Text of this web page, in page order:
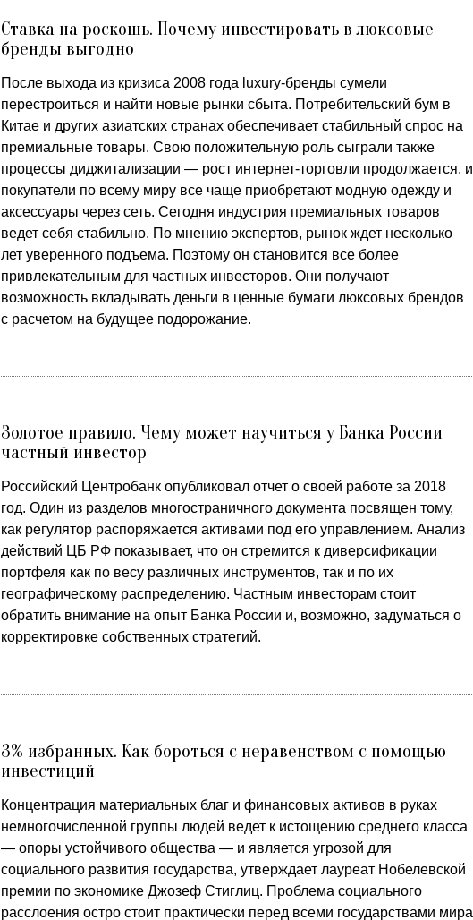
Ставка на роскошь. Почему инвестировать в люксовые
бренды выгодно
После выхода из кризиса 2008 года luxury-бренды сумели
перестроиться и найти новые рынки сбыта. Потребительский бум в
Китае и других азиатских странах обеспечивает стабильный спрос на
премиальные товары. Свою положительную роль сыграли также
процессы диджитализации — рост интернет-торговли продолжается, и
покупатели по всему миру все чаще приобретают модную одежду и
аксессуары через сеть. Сегодня индустрия премиальных товаров
ведет себя стабильно. По мнению экспертов, рынок ждет несколько
лет уверенного подъема. Поэтому он становится все более
привлекательным для частных инвесторов. Они получают
возможность вкладывать деньги в ценные бумаги люксовых брендов
с расчетом на будущее подорожание.
Золотое правило. Чему может научиться у Банка России
частный инвестор
Российский Центробанк опубликовал отчет о своей работе за 2018
год. Один из разделов многостраничного документа посвящен тому,
как регулятор распоряжается активами под его управлением. Анализ
действий ЦБ РФ показывает, что он стремится к диверсификации
портфеля как по весу различных инструментов, так и по их
географическому распределению. Частным инвесторам стоит
обратить внимание на опыт Банка России и, возможно, задуматься о
корректировке собственных стратегий.
3% избранных. Как бороться с неравенством с помощью
инвестиций
Концентрация материальных благ и финансовых активов в руках
немногочисленной группы людей ведет к истощению среднего класса
— опоры устойчивого общества — и является угрозой для
социального развития государства, утверждает лауреат Нобелевской
премии по экономике Джозеф Стиглиц. Проблема социального
расслоения остро стоит практически перед всеми государствами мира